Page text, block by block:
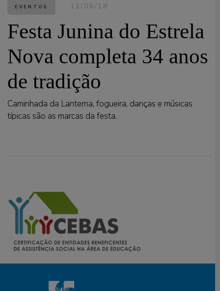
EVENTOS 11/06/18
Festa Junina do Estrela
Nova completa 34 anos
de tradição
Caminhada da Lanterna, fogueira, danças e músicas
típicas são as marcas da festa.